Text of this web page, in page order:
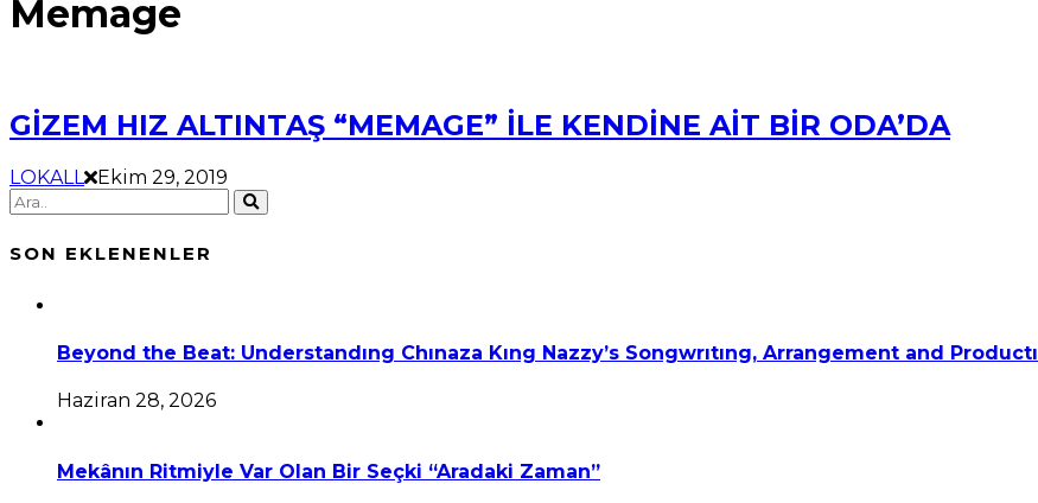
Memage
GİZEM HIZ ALTINTAŞ “MEMAGE” İLE KENDİNE AİT BİR ODA’DA
LOKALL Ekim 29, 2019
SON EKLENENLER
Beyond the Beat: Understandıng Chınaza Kıng Nazzy’s Songwrıtıng, Arrangement and
Haziran 28, 2026
Mekânın Ritmiyle Var Olan Bir Seçki “Aradaki Zaman”